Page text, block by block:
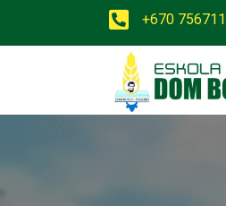
+670